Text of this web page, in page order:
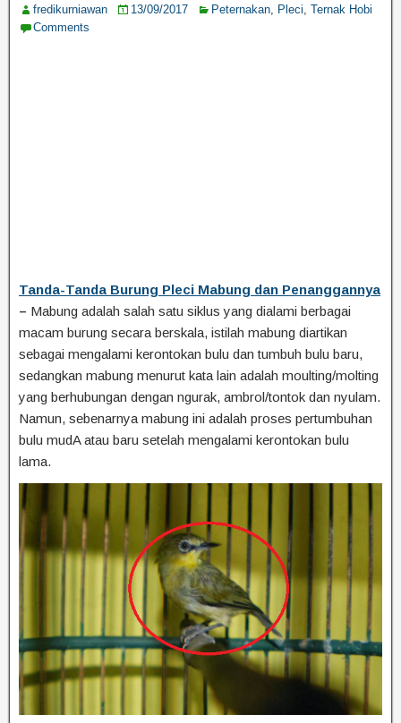
fredikurniawan 13/09/2017 Peternakan, Pleci, Ternak Hobi
Comments
Tanda-Tanda Burung Pleci Mabung dan Penanggannya
– Mabung adalah salah satu siklus yang dialami berbagai
macam burung secara berskala, istilah mabung diartikan
sebagai mengalami kerontokan bulu dan tumbuh bulu baru,
sedangkan mabung menurut kata lain adalah moulting/molting
yang berhubungan dengan ngurak, ambrol/tontok dan nyulam.
Namun, sebenarnya mabung ini adalah proses pertumbuhan
bulu mudA atau baru setelah mengalami kerontokan bulu
lama.